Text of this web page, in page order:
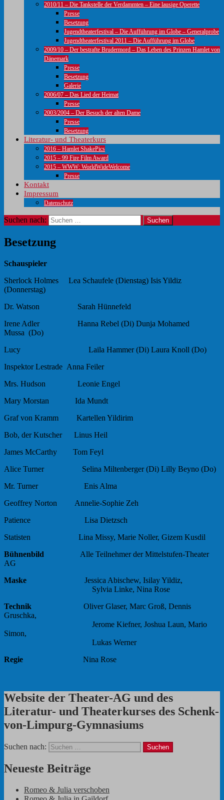
2010/11 – Die Tankstelle der Verdammten – Eine lausige Operette
Presse
Besetzung
Jugendtheaterfestival – Die Aufführung im Globe – Generalprobe
Jugendtheaterfestival 2011 – Die Aufführung im Globe
2009/10 – Der bestrafte Brudermord – Das Leben des Prinzen Hamlet von
Dänemark
Presse
Besetzung
Galerie
2006/07 – Das Lied der Heimat
Presse
2003/2004 – Der Besuch der alten Dame
Presse
Besetzung
Literatur- und Theaterkurs
2016 – Hamlet ShakePics
2015 – 99 Fire Film Award
2015 – WWW: WorldWideWelcome
Presse
Kontakt
Impressum
Datenschutz
Suchen nach:
Besetzung
Schauspieler
Sherlock Holmes Lea Schaufele (Dienstag) Isis Yildiz
(Donnerstag)
Dr. Watson Sarah Hünnefeld
Irene Adler Hanna Rebel (Di) Dunja Mohamed
Mussa (Do)
Lucy Laila Hammer (Di) Laura Knoll (Do)
Inspektor Lestrade Anna Feiler
Mrs. Hudson Leonie Engel
Mary Morstan Ida Mundt
Graf von Kramm Kartellen Yildirim
Bob, der Kutscher Linus Heil
James McCarthy Tom Feyl
Alice Turner Selina Miltenberger (Di) Lilly Beyno (Do)
Mr. Turner Enis Alma
Geoffrey Norton Annelie-Sophie Zeh
Patience Lisa Dietzsch
Statisten Lina Missy, Marie Noller, Gizem Kusdil
Bühnenbild Alle Teilnehmer der Mittelstufen-Theater
AG
Maske Jessica Abischew, Isilay Yildiz,
Sylvia Linke, Nina Rose
Technik Oliver Glaser, Marc Groß, Dennis
Gruschka,
Jerome Kiefner, Joshua Laun, Mario
Simon,
Lukas Werner
Regie Nina Rose
Website der Theater-AG und des
Literatur- und Theaterkurses des Schenk-
von-Limpurg-Gymnasiums
Suchen nach:
Neueste Beiträge
Romeo & Julia verschoben